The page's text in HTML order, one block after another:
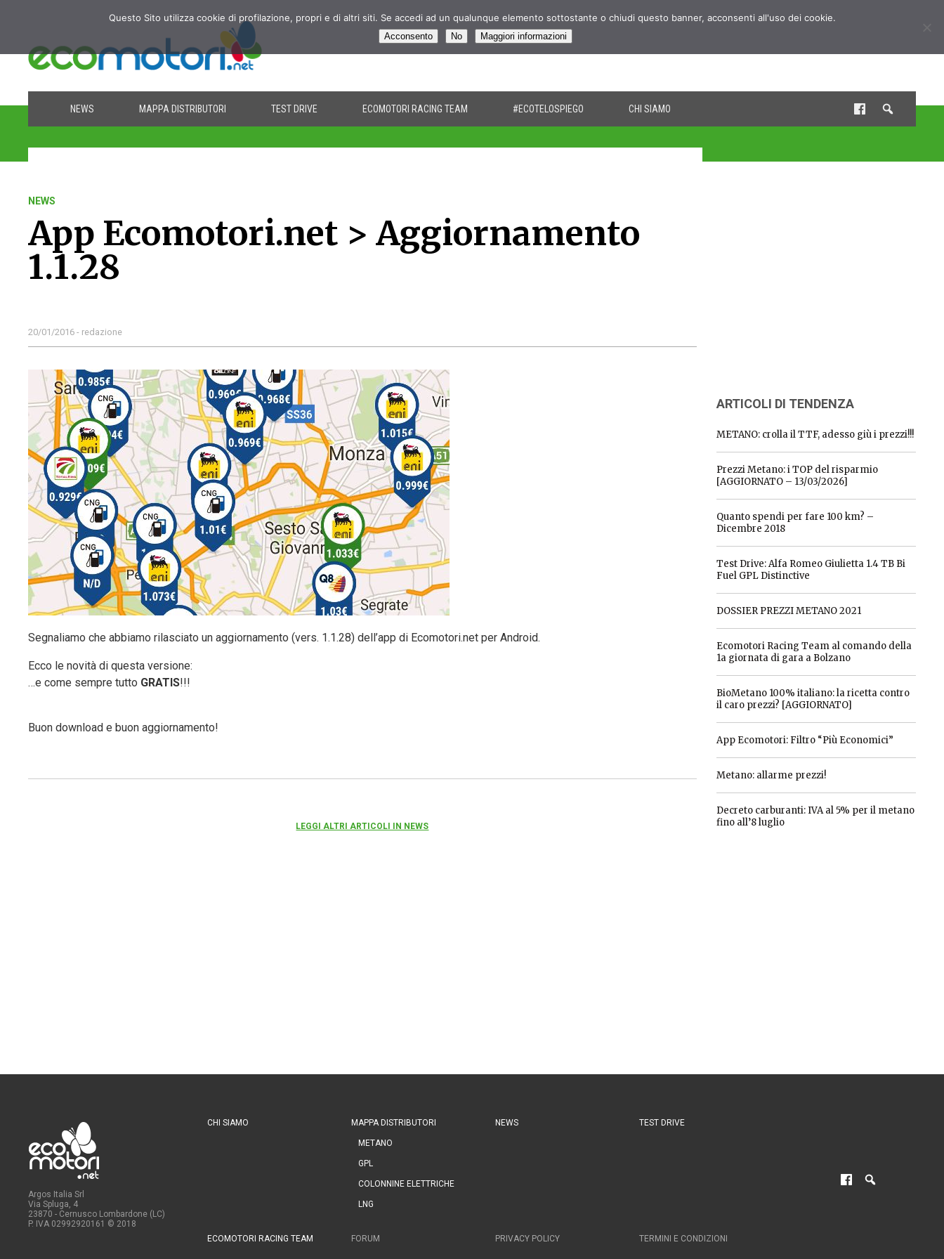
NEWS MAPPA DISTRIBUTORI TEST DRIVE ECOMOTORI RACING TEAM #ECOTELOSPIEGO CHI SIAMO
NEWS
App Ecomotori.net > Aggiornamento
1.1.28
20/01/2016 - redazione
Segnaliamo che abbiamo rilasciato un aggiornamento (vers. 1.1.28) dell’app di Ecomotori.net per Android.
Ecco le novità di questa versione:
…e come sempre tutto GRATIS!!!
Buon download e buon aggiornamento!
LEGGI ALTRI ARTICOLI IN NEWS
ARTICOLI DI TENDENZA
METANO: crolla il TTF, adesso giù i prezzi!!!
Prezzi Metano: i TOP del risparmio
[AGGIORNATO – 13/03/2026]
Quanto spendi per fare 100 km? –
Dicembre 2018
Test Drive: Alfa Romeo Giulietta 1.4 TB Bi
Fuel GPL Distinctive
DOSSIER PREZZI METANO 2021
Ecomotori Racing Team al comando della
1a giornata di gara a Bolzano
BioMetano 100% italiano: la ricetta contro
il caro prezzi? [AGGIORNATO]
App Ecomotori: Filtro “Più Economici”
Metano: allarme prezzi!
Decreto carburanti: IVA al 5% per il metano
fino all’8 luglio
Argos Italia Srl
Via Spluga, 4
23870 - Cernusco Lombardone (LC)
P. IVA 02992920161 © 2018
CHI SIAMO MAPPA DISTRIBUTORI
METANO
GPL
COLONNINE ELETTRICHE
LNG
NEWS TEST DRIVE
ECOMOTORI RACING TEAM FORUM PRIVACY POLICY TERMINI E CONDIZIONI
Questo Sito utilizza cookie di profilazione, propri e di altri siti. Se accedi ad un qualunque elemento sottostante o chiudi questo banner, acconsenti all'uso dei cookie.
Acconsento No Maggiori informazioni